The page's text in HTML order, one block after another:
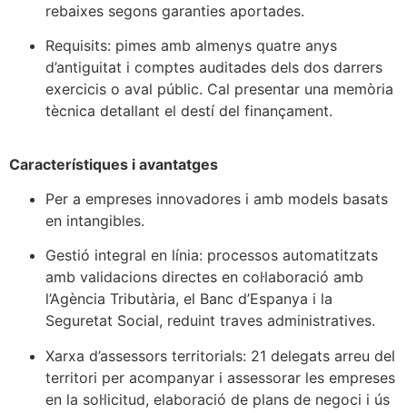
rebaixes segons garanties aportades.
Requisits: pimes amb almenys quatre anys
d’antiguitat i comptes auditades dels dos darrers
exercicis o aval públic. Cal presentar una memòria
tècnica detallant el destí del finançament.
Característiques i avantatges
Per a empreses innovadores i amb models basats
en intangibles.
Gestió integral en línia: processos automatitzats
amb validacions directes en col·laboració amb
l’Agència Tributària, el Banc d’Espanya i la
Seguretat Social, reduint traves administratives.
Xarxa d’assessors territorials: 21 delegats arreu del
territori per acompanyar i assessorar les empreses
en la sol·licitud, elaboració de plans de negoci i ús